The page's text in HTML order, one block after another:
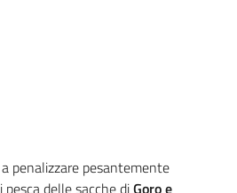
penalizzare pesantemente
delle sacche diGoro e